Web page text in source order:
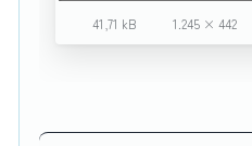
41,71 kB 1.245 × 442